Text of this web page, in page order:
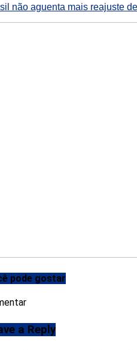
não aguenta mais reajuste
pode gostar
a Reply